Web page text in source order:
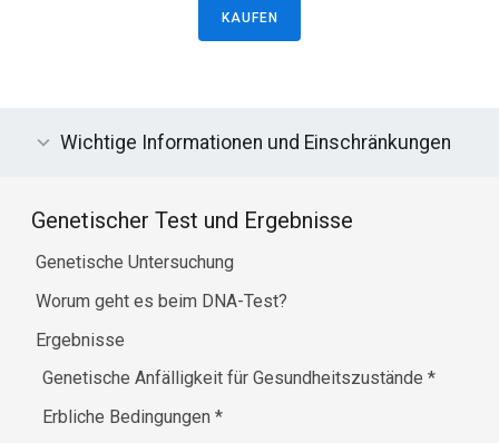
KAUFEN
Wichtige Informationen und Einschränkungen
Genetischer Test und Ergebnisse
Genetische Untersuchung
Worum geht es beim DNA-Test?
Ergebnisse
Genetische Anfälligkeit für Gesundheitszustände*
Erbliche Bedingungen*